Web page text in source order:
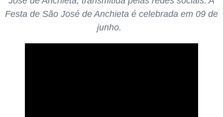
Festa de São José de Anchieta é celebrada em 09 de
junho.